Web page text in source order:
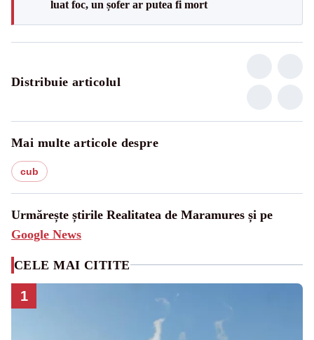
luat foc, un șofer ar putea fi mort
Distribuie articolul
Mai multe articole despre
cub
Urmărește știrile Realitatea de Maramures și pe
Google News
CELE MAI CITITE
1